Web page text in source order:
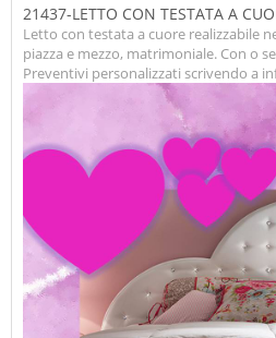
21437-LETTO CON TESTATA A
Letto con testata a cuore realizzabile
piazza e mezzo, matrimoniale. Con o
Preventivi personalizzati scrivendo a